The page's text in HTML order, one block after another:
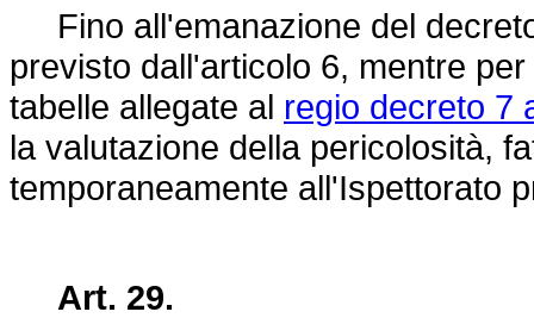
Fino all'emanazione del
previsto dall'articolo 6, mentre
tabelle allegate al regio decreto 7
la valutazione della pericolosità,
temporaneamente all'Ispettorato
Art. 29.